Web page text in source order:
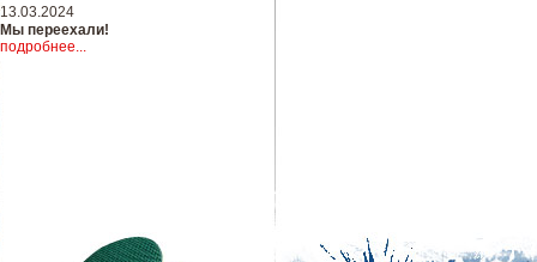
13.03.2024
Мы переехали!
подробнее...